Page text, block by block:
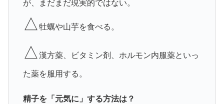
が、まだまだ現実的ではない。
△ 牡蠣や山芋を食べる。
△ 漢方薬、ビタミン剤、ホルモン内服薬といっ
た薬を服用する。
精子を「元気に」する方法は？